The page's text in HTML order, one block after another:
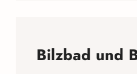
Bilzbad und